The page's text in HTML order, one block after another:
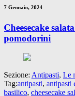
7 Gennaio, 2024
Cheesecake
pomodorini
Sezione: Antipasti, Le
Tag:antipasti, antipasti
basilico, cheesecake